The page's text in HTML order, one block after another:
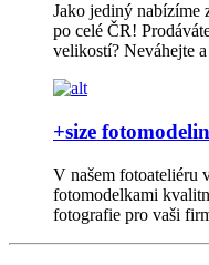
Jako jediný nabízíme
po celé ČR!
velikostí? Neváhejte
+size
V našem fotoateliéru
fotomodelkami
fotografie pro vaši